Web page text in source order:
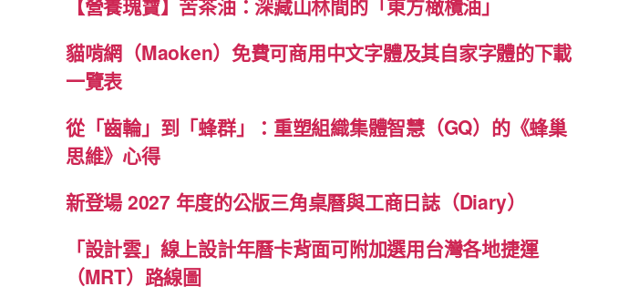
【營養瑰寶】苦茶油：深藏山林間的「東方橄欖油」
貓啃網（Maoken）免費可商用中文字體及其自家字體的下載
一覽表
從「齒輪」到「蜂群」：重塑組織集體智慧（GQ）的《蜂巢
思維》心得
新登場 2027 年度的公版三角桌曆與工商日誌（Diary）
「設計雲」線上設計年曆卡背面可附加選用台灣各地捷運
（MRT）路線圖